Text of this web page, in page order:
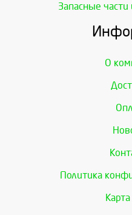
Запасные
О
Политика